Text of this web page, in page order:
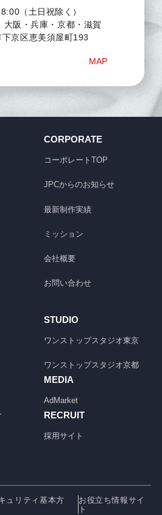
（土日祝除く）
大阪・兵庫・京都・滋賀
京区恵美須屋町193
MAP
CORPORATE
コーポレートTOP
JPCからのお知らせ
最新制作実績
ミッション
会社概要
お問い合わせ
STUDIO
ワンストップスタジオ東京
ワンストップスタジオ京都
MEDIA
AdMarket
RECRUIT
採用サイト
ュリティ基本方
お役立ち情報サイ
ト